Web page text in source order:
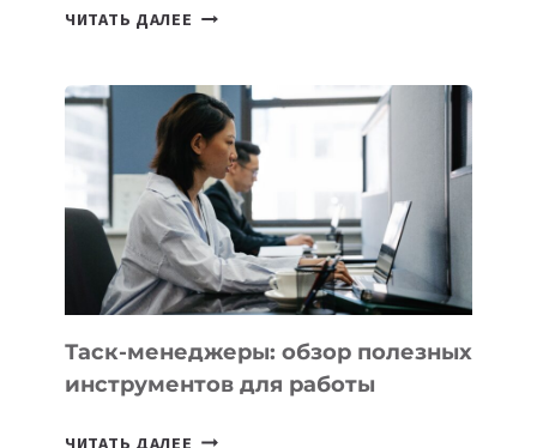
ЧИТАТЬ ДАЛЕЕ ИИ-
БИЗНЕСА:
КАКИЕ
3
ЗАДАЧИ
ЕМУ
МОЖНО
ПОРУЧИТЬ
УЖЕ
Таск-менеджеры: обзор полезных
инструментов для работы
ЧИТАТЬ ДАЛЕЕ ТАСК-